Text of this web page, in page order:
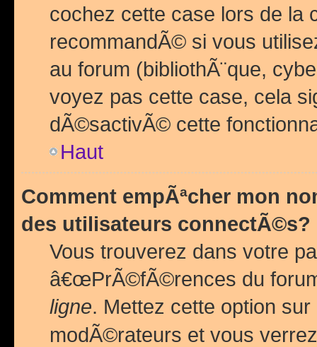
cochez cette case lors de
recommandÃ© si vous
au forum (bibliothÃ¨que,
voyez pas cette case, cela
dÃ©sactivÃ© cette
Haut
Comment empÃªcher mon
des utilisateurs connectÃ©s?
Vous trouverez dans votre
â€œPrÃ©fÃ©rences du
ligne. Mettez cette option sur
modÃ©rateurs et vous